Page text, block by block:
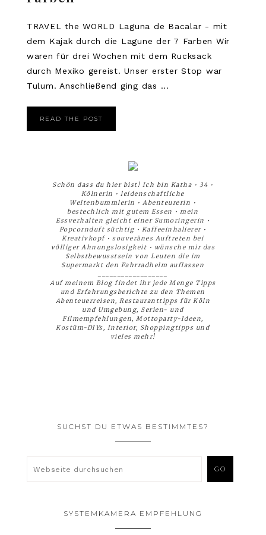
TRAVEL the WORLD Laguna de Bacalar - mit
dem Kajak durch die Lagune der 7 Farben Wir
waren für drei Wochen mit dem Rucksack
durch Mexiko gereist. Unser erster Stop war
Tulum. Anschließend ging das ...
READ THE POST
Schön dass du hier bist! Ich bin Katha • 34 •
Kölnerin • leidenschaftliche
Weltenbummlerin • Abenteurerin •
bestechlich mit gutem Essen • mein
Essverhalten gleicht einer Sumoringerin •
Popcornduft süchtig • Kaffeeinhalierer •
Kreativkopf • souveränes Auftreten bei
völliger Ahnungslosigkeit • wünsche mir das
Selbstbewusstsein von Leuten die im
Supermarkt den Fahrradhelm auflassen
Auf meinem Blog findet ihr jede Menge Tipps
und Erfahrungsberichte zu den Themen
Abenteuerreisen, Restauranttipps für Köln
und Umgebung, Serien- und
Filmempfehlungen, Mottoparty-Ideen,
Kostüm-DIYs, Interior, Shoppingtipps und
vieles mehr!
SUCHST DU ETWAS BESTIMMTES?
SYSTEMKAMERA EMPFEHLUNG